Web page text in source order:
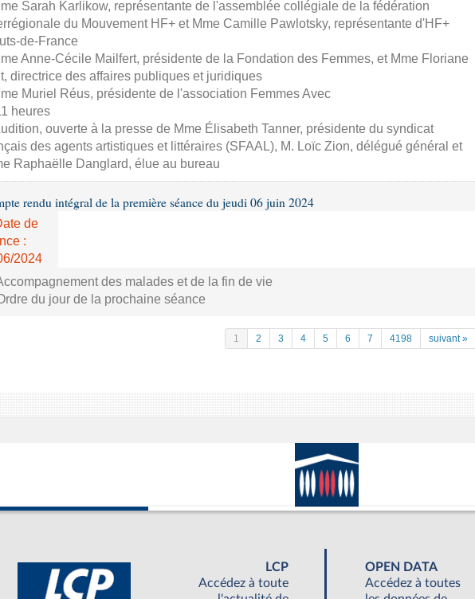
Sarah Karlikow, représentante de l'assemblée collégiale de la fédération
du Mouvement HF+ et Mme Camille Pawlotsky, représentante d'HF+
de-France
Anne-Cécile Mailfert, présidente de la Fondation des Femmes, et Mme Floriane
directrice des affaires publiques et juridiques
Muriel Réus, présidente de l'association Femmes Avec
heures
ouverte à la presse de Mme Élisabeth Tanner, présidente du syndicat
des agents artistiques et littéraires (SFAAL), M. Loïc Zion, délégué général et
Raphaëlle Danglard, élue au bureau
rendu intégral de la première séance du jeudi 06 juin 2024
de
:
2024
des malades et de la fin de vie
du jour de la prochaine séance
1 2 3 4 5 6 7 4198 suivant »
LCP
Accédez à toute
OPEN DATA
Accédez à toutes